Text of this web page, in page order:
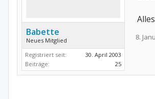
Babette
Neues Mitglied
Registriert seit:
30. April 2003
Beiträge:
25
8.